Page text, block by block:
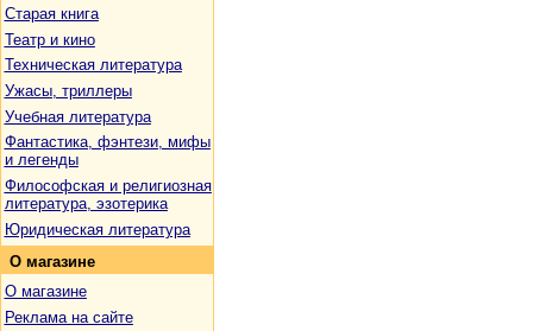
Старая книга
Театр и кино
Техническая литература
Ужасы, триллеры
Учебная литература
Фантастика, фэнтези, мифы
и легенды
Философская и религиозная
литература, эзотерика
Юридическая литература
О магазине
О магазине
Реклама на сайте